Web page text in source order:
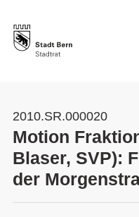
2010.SR.000020
Motion
Blaser, SVP):
der